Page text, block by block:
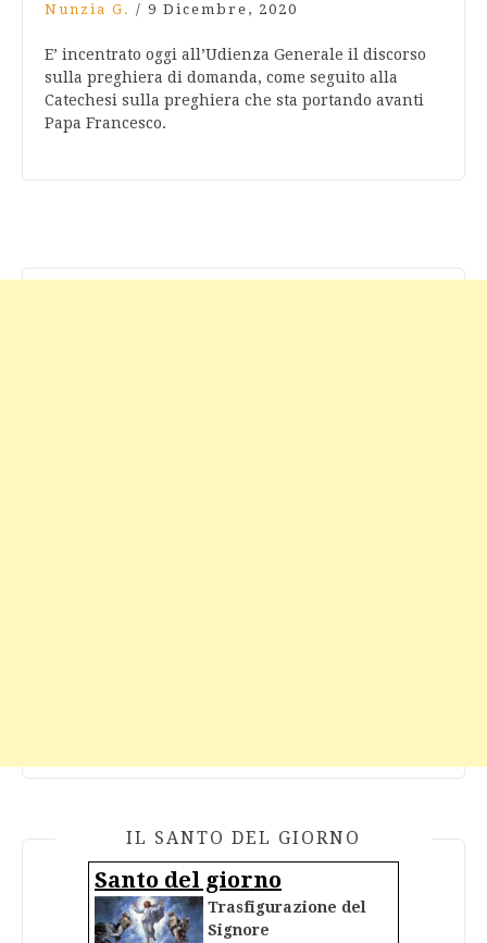
Nunzia G. / 9 Dicembre, 2020
E’ incentrato oggi all’Udienza Generale il discorso
sulla preghiera di domanda, come seguito alla
Catechesi sulla preghiera che sta portando avanti
Papa Francesco.
IL SANTO DEL GIORNO
Santo del giorno
Trasfigurazione del
Signore